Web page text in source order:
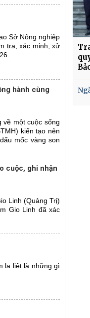
Sở Nông nghiệp
tra, xác minh, xử
hành cùng
về một cuộc sống
kiến tạo nên
mốc vàng son
cuộc, ghi nhận
Linh (Quảng Trị)
Gio Linh đã xác
la liệt là những gì